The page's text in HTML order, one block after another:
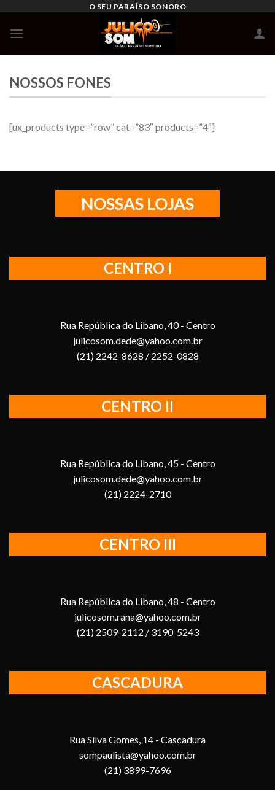
content
O SEU PARAÍSO SONORO
NOSSOS FONES
[ux_products type=”row” cat=”83″ products=”4″]
NOSSAS LOJAS
CENTRO I
Rua República do Libano, 40 - Centro
julicosom.dede@yahoo.com.br
(21) 2242-8628 / 2252-0828
CENTRO II
Rua República do Libano, 45 - Centro
julicosom.dede@yahoo.com.br
(21) 2224-2710
CENTRO III
Rua República do Libano, 48 - Centro
julicosom.rana@yahoo.com.br
(21) 2509-2112 / 3190-5243
CASCADURA
Rua Silva Gomes, 14 - Cascadura
sompaulista@yahoo.com.br
(21) 3899-7696